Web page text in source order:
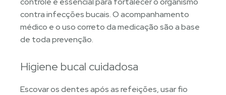
contra infecções bucais. O acompanhamento
médico e o uso correto da medicação são a base
de toda prevenção.
Higiene bucal cuidadosa
Escovar os dentes após as refeições, usar fio